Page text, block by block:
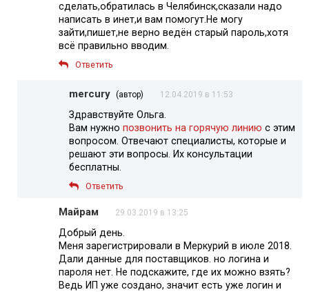
сделать,обратилась в Челябинск,сказали надо
написать в инет,и вам помогут.Не могу
зайти,пишет,не верно ведён старый пароль,хотя
всё правильно вводим.
Ответить
mercury (автор) 12.04.2019 в 11:53
Здравствуйте Ольга.
Вам нужно позвонить на горячую линию с этим
вопросом. Отвечают специалисты, которые и
решают эти вопросы. Их консультации
бесплатны.
Ответить
Майрам 29.03.2019 в 13:25
Добрый день.
Меня зарегистрировали в Меркурий в июле 2018.
Дали данные для поставщиков. но логина и
пароля нет. Не подскажите, где их можно взять?
Ведь ИП уже создано, значит есть уже логин и